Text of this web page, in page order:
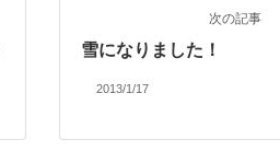
次の記事
雪になりました！
2013/1/17